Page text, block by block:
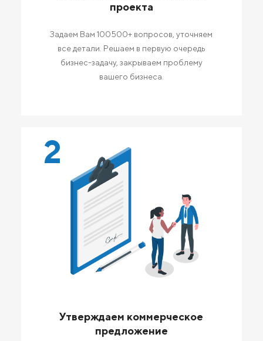
проекта
Задаем Вам 100500+ вопросов, уточняем
все детали. Решаем в первую очередь
бизнес-задачу, закрываем проблему
вашего бизнеса.
2
Утверждаем коммерческое
предложение